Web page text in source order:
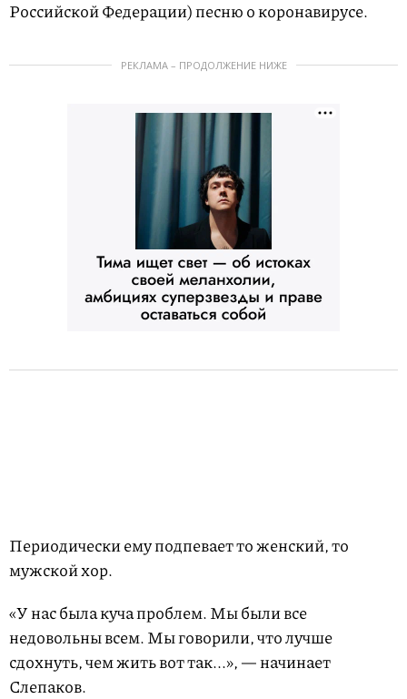
Российской Федерации) песню о коронавирусе.
РЕКЛАМА – ПРОДОЛЖЕНИЕ НИЖЕ
Периодически ему подпевает то женский, то
мужской хор.
«У нас была куча проблем. Мы были все
недовольны всем. Мы говорили, что лучше
сдохнуть, чем жить вот так...», — начинает
Слепаков.